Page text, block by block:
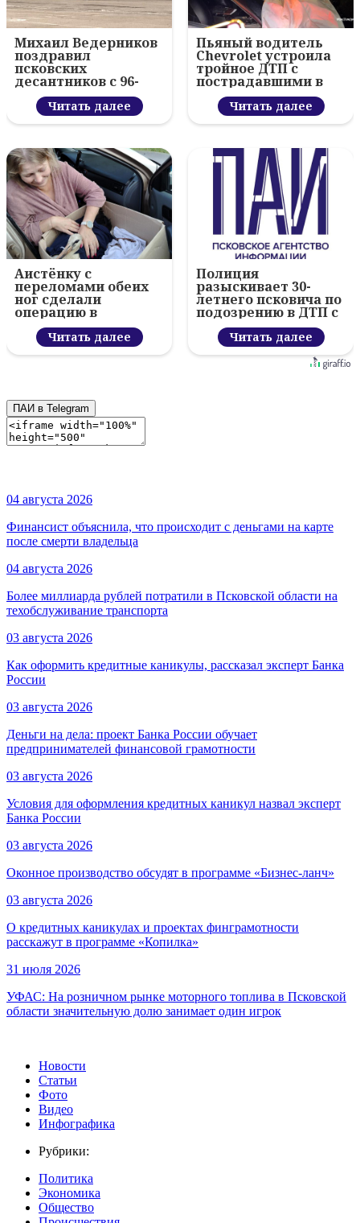
Михаил Ведерников
поздравил
псковских
десантников с 96-
летием ВДВ и
вручил награды
Читать далее
Пьяный водитель
Chevrolet устроила
тройное ДТП с
пострадавшими в
Пскове
Читать далее
Аистёнку с
переломами обеих
ног сделали
операцию в
гдовском центре
Читать далее
Полиция
разыскивает 30-
летнего псковича по
подозрению в ДТП с
тяжкими
последствиями
Читать далее
ПАИ в Telegram
04 августа 2026
Финансист объяснила, что происходит с деньгами на карте
после смерти владельца
04 августа 2026
Более миллиарда рублей потратили в Псковской области на
техобслуживание транспорта
03 августа 2026
Как оформить кредитные каникулы, рассказал эксперт Банка
России
03 августа 2026
Деньги на дела: проект Банка России обучает
предпринимателей финансовой грамотности
03 августа 2026
Условия для оформления кредитных каникул назвал эксперт
Банка России
03 августа 2026
Оконное производство обсудят в программе «Бизнес-ланч»
03 августа 2026
О кредитных каникулах и проектах финграмотности
расскажут в программе «Копилка»
31 июля 2026
УФАС: На розничном рынке моторного топлива в Псковской
области значительную долю занимает один игрок
Новости
Статьи
Фото
Видео
Инфографика
Рубрики:
Политика
Экономика
Общество